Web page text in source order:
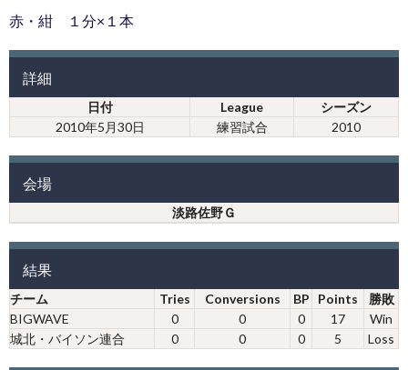
赤・紺 １分×１本
詳細
日付 League
シーズン
2010年5月30日
練習試合 2010
会場
淡路佐野Ｇ
結果
チーム Tries Conversions BP Points
勝敗
BIGWAVE
0 0 0 17
Win
城北・バイソン連合
0 0 0 5 Loss